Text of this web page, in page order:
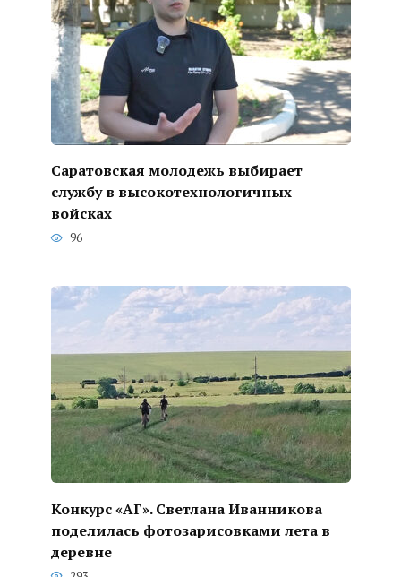
Саратовская молодежь выбирает
службу в высокотехнологичных
войсках
96
Конкурс «АГ». Светлана Иванникова
поделилась фотозарисовками лета в
деревне